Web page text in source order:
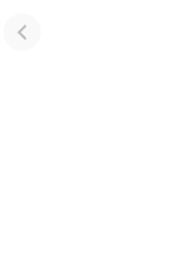
किसे कहते है? परिभाषा,